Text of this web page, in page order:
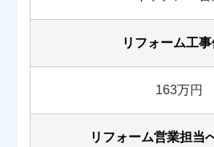
リフォーム工
163万円
リフォーム営業担当